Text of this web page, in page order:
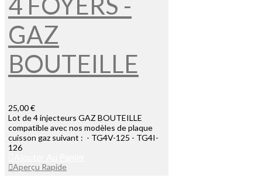
GAZ
BOUTEILLE
25,00 €
Lot de 4 injecteurs GAZ BOUTEILLE
compatible avec nos modèles de plaque
cuisson gaz suivant : - TG4V-125 - TG4I-
126
Aperçu Rapide